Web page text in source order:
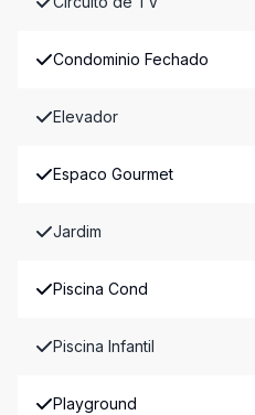
Condominio Fechado
Elevador
Espaco Gourmet
Jardim
Piscina Cond
Piscina Infantil
Playground